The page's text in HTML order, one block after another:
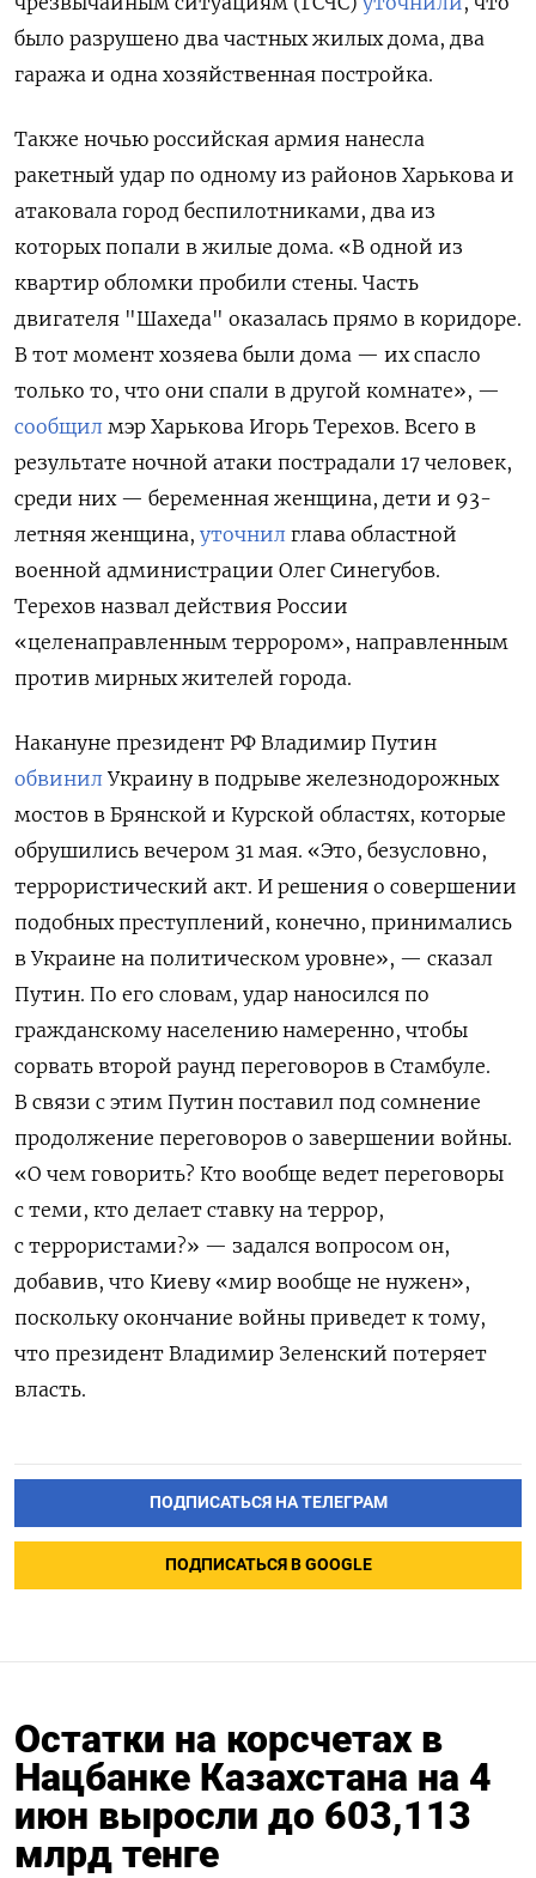
было разрушено два частных жилых дома, два
гаража и одна хозяйственная постройка.
Также ночью российская армия нанесла
ракетный удар по одному из районов Харькова и
атаковала город беспилотниками, два из
которых попали в жилые дома. «В одной из
квартир обломки пробили стены. Часть
двигателя "Шахеда" оказалась прямо в коридоре.
В тот момент хозяева были дома — их спасло
только то, что они спали в другой комнате», —
сообщил мэр Харькова Игорь Терехов. Всего в
результате ночной атаки пострадали 17 человек,
среди них — беременная женщина, дети и 93-
летняя женщина, уточнил глава областной
военной администрации Олег Синегубов.
Терехов назвал действия России
«целенаправленным террором», направленным
против мирных жителей города.
Накануне президент РФ Владимир Путин
обвинил Украину в подрыве железнодорожных
мостов в Брянской и Курской областях, которые
обрушились вечером 31 мая. «Это, безусловно,
террористический акт. И решения о совершении
подобных преступлений, конечно, принимались
в Украине на политическом уровне», — сказал
Путин. По его словам, удар наносился по
гражданскому населению намеренно, чтобы
сорвать второй раунд переговоров в Стамбуле.
В связи с этим Путин поставил под сомнение
продолжение переговоров о завершении войны.
«О чем говорить? Кто вообще ведет переговоры
с теми, кто делает ставку на террор,
с террористами?» — задался вопросом он,
добавив, что Киеву «мир вообще не нужен»,
поскольку окончание войны приведет к тому,
что президент Владимир Зеленский потеряет
власть.
ПОДПИСАТЬСЯ НА ТЕЛЕГРАМ
ПОДПИСАТЬСЯ В GOOGLE
Остатки на корсчетах в
Нацбанке Казахстана на 4
июн выросли до 603,113
млрд тенге